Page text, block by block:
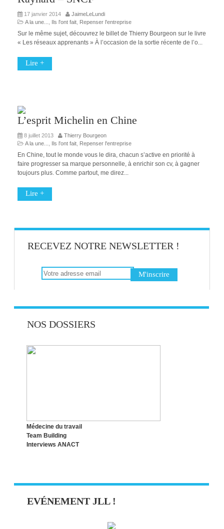
17 janvier 2014
JaimeLeLundi
A la une..., Ils l'ont fait, Repenser l'entreprise
Sur le même sujet, découvrez le billet de Thierry Bourgeon sur le livre
« Les réseaux apprenants » À l’occasion de la sortie récente de l’o...
Lire +
L’esprit Michelin en Chine
8 juillet 2013
Thierry Bourgeon
A la une...
Ils l'ont fait, Repenser l'entreprise
En Chine, tout le monde vous le dira, chacun s’active en priorité à
faire progresser sa marque personnelle, à enrichir son cv, à gagner
toujours plus. Comme partout, me direz...
Lire +
RECEVEZ NOTRE NEWSLETTER !
NOS DOSSIERS
Médecine du travail
Team Building
Interviews ANACT
EVÉNEMENT JLL !